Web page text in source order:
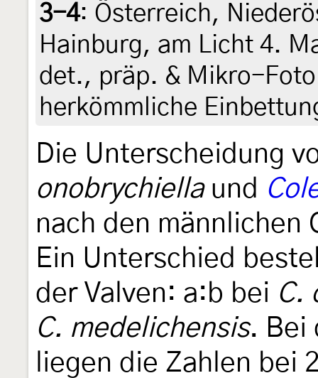
3-4: Österreich,
Hainburg, am Licht 4.
det., präp. & Mikro-
herkömmliche
Die Unterscheidung
onobrychiellaund
nach den
Ein Unterschied
der Valven: a:b bei C.
C. medelichensis. Bei
liegen die Zahlen bei